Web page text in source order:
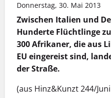
Donnerstag, 30. Mai 2013
Zwischen Italien und
Hunderte Flüchtlinge
300 Afrikaner, die aus
EU eingereist sind,
der Straße.
(aus Hinz&Kunzt 244/